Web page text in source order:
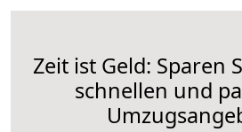
Zeit ist Geld: Sparen
schnellen und